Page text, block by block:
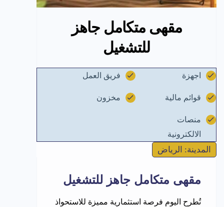
مقهى متكامل جاهز
للتشغيل
اجهزة فريق العمل
قوائم مالية مخزون
منصات
الالكترونية
المدينة: الرياض
مقهى متكامل جاهز للتشغيل
تُطرح اليوم فرصة استثمارية مميزة للاستحواذ